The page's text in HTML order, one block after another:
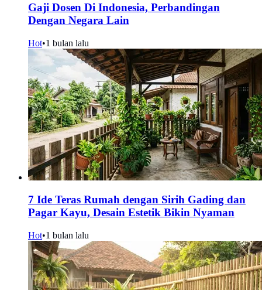
Gaji Dosen Di Indonesia, Perbandingan
Dengan Negara Lain
Hot•1 bulan lalu
7 Ide Teras Rumah dengan Sirih Gading dan
Pagar Kayu, Desain Estetik Bikin Nyaman
Hot•1 bulan lalu